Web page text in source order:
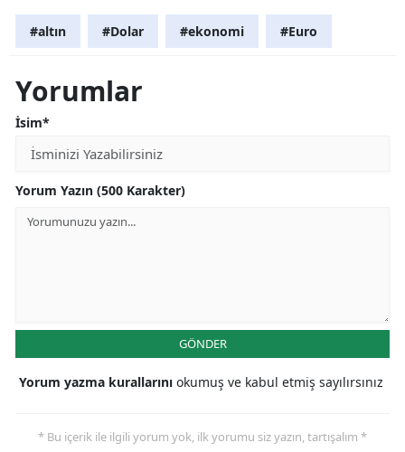
#altın #Dolar #ekonomi #Euro
Yorumlar
İsim*
Yorum Yazın (500 Karakter)
GÖNDER
Yorum yazma kurallarını okumuş ve kabul etmiş sayılırsınız
* Bu içerik ile ilgili yorum yok, ilk yorumu siz yazın, tartışalım *